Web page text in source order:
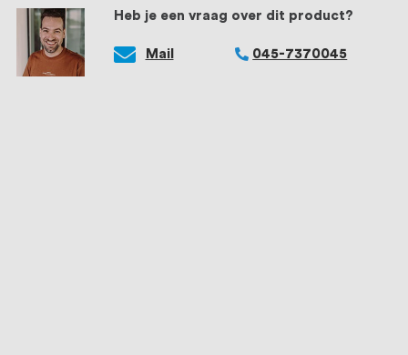
Heb je een vraag over dit product?
Mail 045-7370045